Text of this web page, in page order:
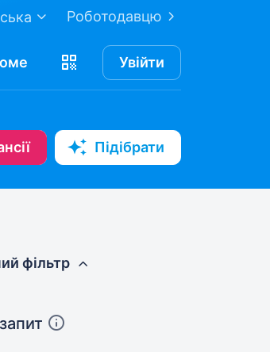
Роботодавцю
Увійти
Підібрати
фільтр